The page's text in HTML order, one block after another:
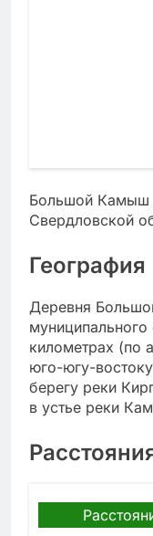
Большой Камыш
Свердловской
География
Деревня
километрах (по
юго-югу-
берегу реки
в устье реки